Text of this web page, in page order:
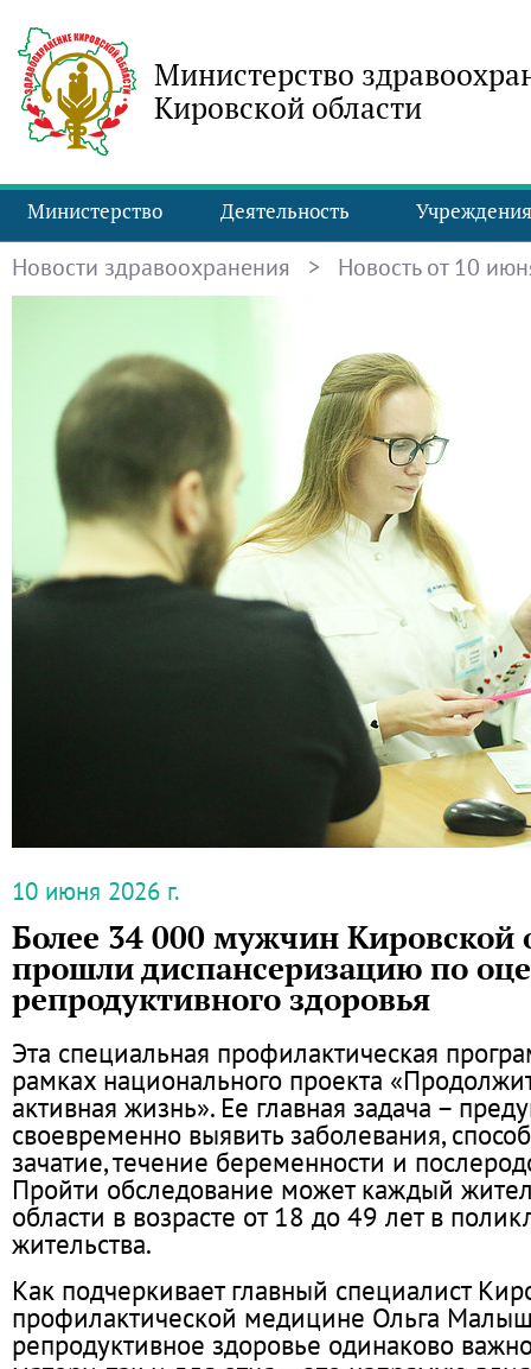
Министерство
Кировской области
Министерство Деятельность Учреждения
Новости здравоохранения > Новость от 10
10 июня 2026 г.
Более 34 000 мужчин Кировской
прошли диспансеризацию по
репродуктивного здоровья
Эта специальная профилактическая
рамках национального проекта
активная жизнь». Ее главная задача –
своевременно выявить заболевания,
зачатие, течение беременности и
Пройти обследование может каждый
области в возрасте от 18 до 49 лет в
жительства.
Как подчеркивает главный специалист
профилактической медицине Ольга
репродуктивное здоровье одинаково